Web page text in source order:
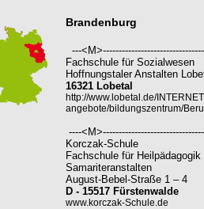
Brandenburg
---
Fachschule für Sozialwesen
Hoffnungstaler Anstalten
16321 Lobetal
http://www.lobetal.de/
angebote/bildungszentrum/
----
Korczak-Schule
Fachschule für Heilpädagogik
Samariteranstalten
August-Bebel-Straße 1 – 4
D - 15517 Fürstenwalde
www.korczak-Schule.de